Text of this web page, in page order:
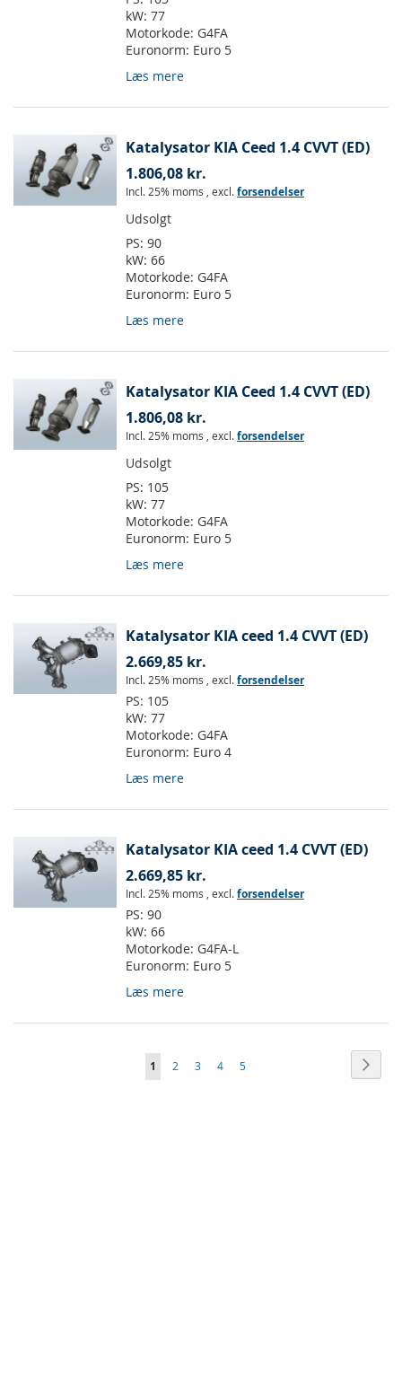
kW: 77
Motorkode: G4FA
Euronorm: Euro 5
Læs mere
Katalysator KIA Ceed 1.4 CVVT (ED)
1.806,08 kr.
Incl. 25% moms , excl.forsendelser
Udsolgt
PS: 90
kW: 66
Motorkode: G4FA
Euronorm: Euro 5
Læs mere
Katalysator KIA Ceed 1.4 CVVT (ED)
1.806,08 kr.
Incl. 25% moms , excl.forsendelser
Udsolgt
PS: 105
kW: 77
Motorkode: G4FA
Euronorm: Euro 5
Læs mere
Katalysator KIA ceed 1.4 CVVT (ED)
2.669,85 kr.
Incl. 25% moms , excl.forsendelser
PS: 105
kW: 77
Motorkode: G4FA
Euronorm: Euro 4
Læs mere
Katalysator KIA ceed 1.4 CVVT (ED)
2.669,85 kr.
Incl. 25% moms , excl.forsendelser
PS: 90
kW: 66
Motorkode: G4FA-L
Euronorm: Euro 5
Læs mere
Side
Du
1 Side
2 Side
3 Side
4 Side
5